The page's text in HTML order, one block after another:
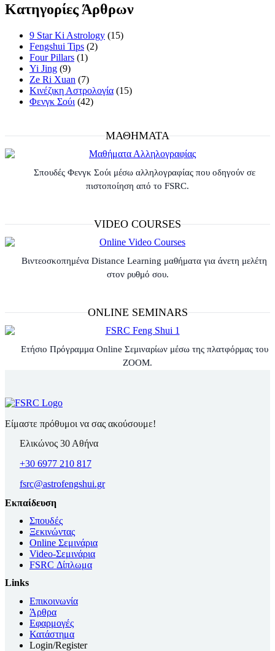
Κατηγορίες Άρθρων
9 Star Ki Astrology (15)
Fengshui Tips (2)
Four Pillars (1)
Yi Jing (9)
Ze Ri Xuan (7)
Κινέζικη Αστρολογία (15)
Φενγκ Σούι (42)
ΜΑΘΗΜΑΤΑ
Σπουδές Φενγκ Σούι μέσω αλληλογραφίας που οδηγούν σε
πιστοποίηση από το FSRC.
VIDEO COURSES
Βιντεοσκοπημένα Distance Learning μαθήματα για άνετη μελέτη
στον ρυθμό σου.
ONLINE SEMINARS
Ετήσιο Πρόγραμμα Online Σεμιναρίων μέσω της πλατφόρμας του
ZOOM.
Είμαστε πρόθυμοι να σας ακούσουμε!
Ελικώνος 30 Αθήνα
+30 6977 210 817
fsrc@astrofengshui.gr
Εκπαίδευση
Σπουδές
Ξεκινώντας
Online Σεμινάρια
Video-Σεμινάρια
FSRC Δίπλωμα
Links
Επικοινωνία
Άρθρα
Εφαρμογές
Κατάστημα
Login/Register